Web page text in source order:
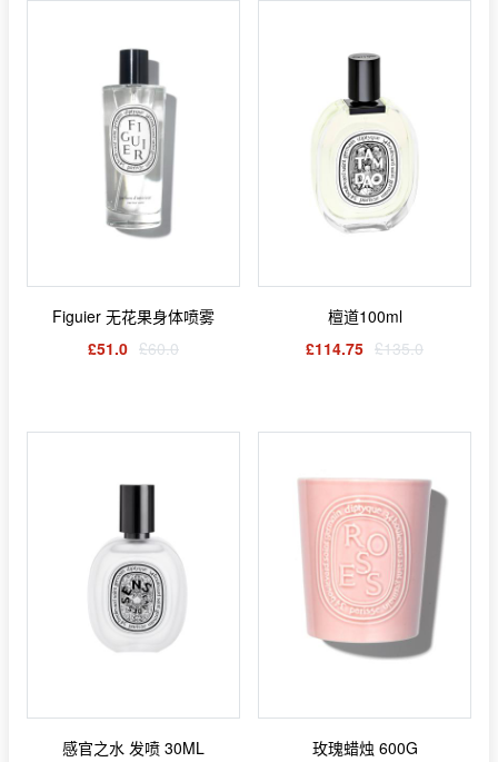
Figuier 无花果身体喷雾
£51.0 £60.0
檀道100ml
£114.75 £135.0
感官之水 发喷 30ML 玫瑰蜡烛 600G